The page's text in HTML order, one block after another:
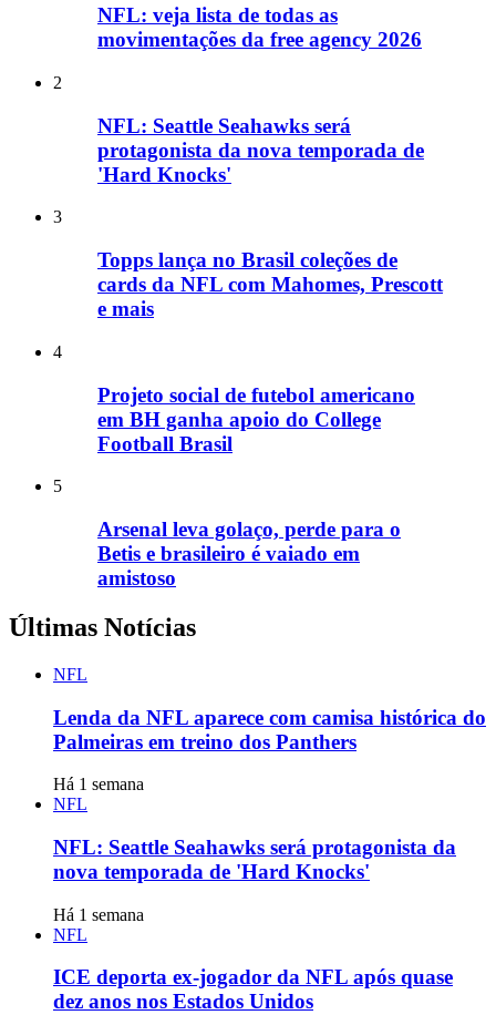
NFL: veja lista de todas as
movimentações da free agency 2026
2
NFL: Seattle Seahawks será
protagonista da nova temporada de
'Hard Knocks'
3
Topps lança no Brasil coleções de
cards da NFL com Mahomes, Prescott
e mais
4
Projeto social de futebol americano
em BH ganha apoio do College
Football Brasil
5
Arsenal leva golaço, perde para o
Betis e brasileiro é vaiado em
amistoso
Últimas Notícias
NFL
Lenda da NFL aparece com camisa histórica do
Palmeiras em treino dos Panthers
Há 1 semana
NFL
NFL: Seattle Seahawks será protagonista da
nova temporada de 'Hard Knocks'
Há 1 semana
NFL
ICE deporta ex-jogador da NFL após quase
dez anos nos Estados Unidos